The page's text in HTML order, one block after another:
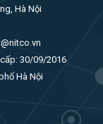
Hà Nội
30/09/2016
Hà Nội